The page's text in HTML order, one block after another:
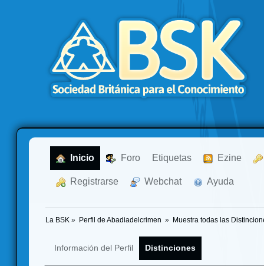
Inicio Foro Etiquetas Ezine
Registrarse Webchat Ayuda
La BSK » Perfil de Abadiadelcrimen » Muestra todas las
Información del Perfil Distinciones